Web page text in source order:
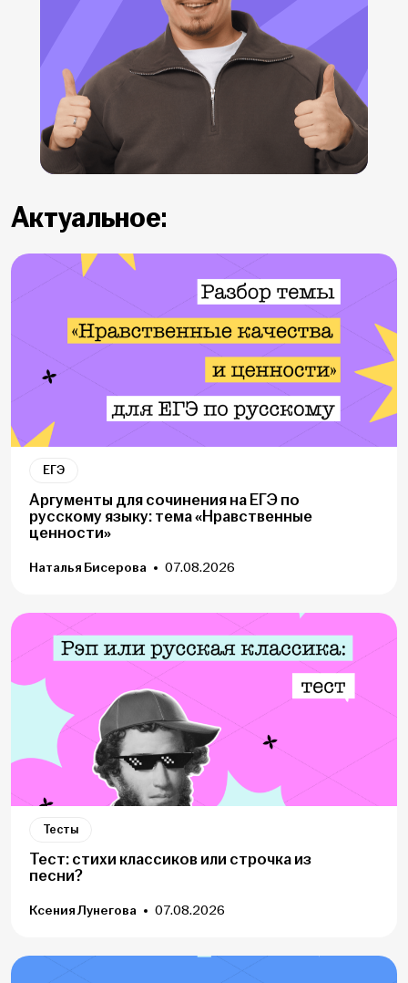
Актуальное:
ЕГЭ
Аргументы для сочинения на ЕГЭ по
русскому языку: тема «Нравственные
ценности»
Наталья Бисерова 07.08.2026
Тесты
Тест: стихи классиков или строчка из
песни?
Ксения Лунегова 07.08.2026